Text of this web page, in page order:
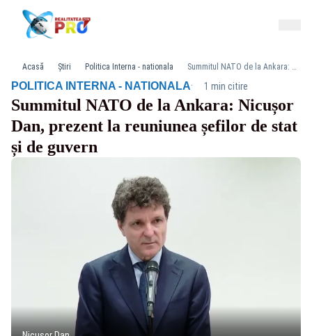
Acasă Știri Politica Interna - nationala Summitul NATO de la Ankara: Nicușor Dan, prezent la reuniunea șefilor de stat și de guvern
POLITICA INTERNA - NATIONALA· 1 min citire
Summitul NATO de la Ankara: Nicușor
Dan, prezent la reuniunea șefilor de stat
și de guvern